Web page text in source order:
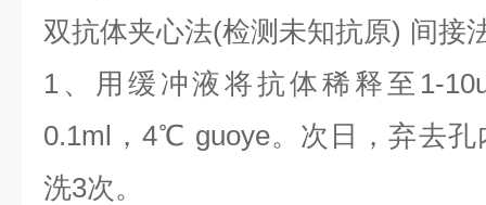
双抗体夹心法(检测未知抗原) 间接
1、用缓冲液将抗体稀释至1-
0.1ml，4℃ guoye。次日，弃去
洗3次。